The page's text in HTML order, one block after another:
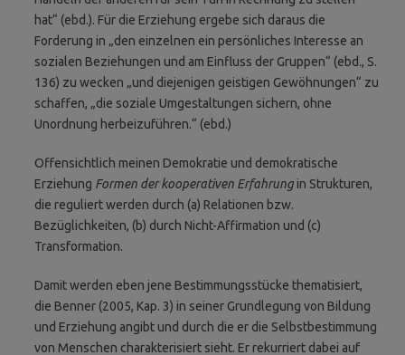
hat“ (ebd.). Für die Erziehung ergebe sich daraus die
Forderung in „den einzelnen ein persönliches Interesse an
sozialen Beziehungen und am Einfluss der Gruppen“ (ebd., S.
136) zu wecken „und diejenigen geistigen Gewöhnungen“ zu
schaffen, „die soziale Umgestaltungen sichern, ohne
Unordnung herbeizuführen.“ (ebd.)
Offensichtlich meinen Demokratie und demokratische
Erziehung Formen der kooperativen Erfahrungin Strukturen,
die reguliert werden durch (a) Relationen bzw.
Bezüglichkeiten, (b) durch Nicht-Affirmation und (c)
Transformation.
Damit werden eben jene Bestimmungsstücke thematisiert,
die Benner (2005, Kap. 3) in seiner Grundlegung von Bildung
und Erziehung angibt und durch die er die Selbstbestimmung
von Menschen charakterisiert sieht. Er rekurriert dabei auf